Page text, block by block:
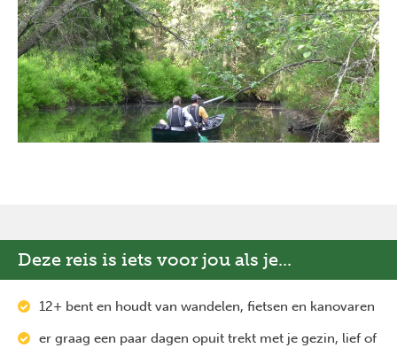
Deze reis is iets voor jou als je...
12+ bent en houdt van wandelen, fietsen en kanovaren
er graag een paar dagen opuit trekt met je gezin, lief of